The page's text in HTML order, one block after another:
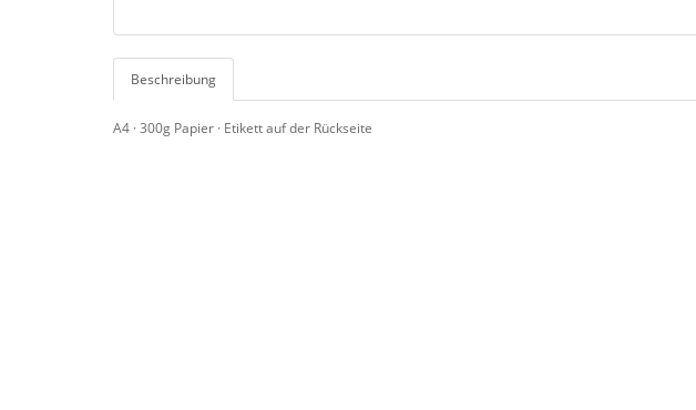
Beschreibung
A4 · 300g Papier · Etikett auf der Rückseite